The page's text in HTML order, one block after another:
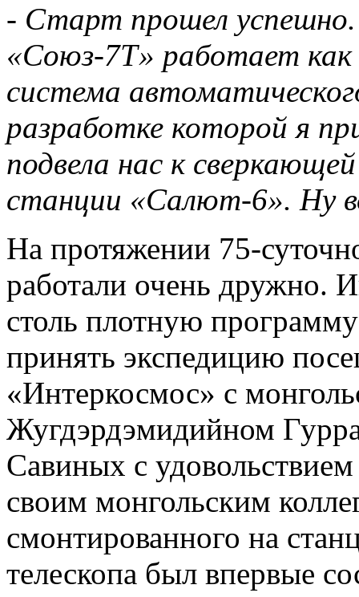
- Старт прошел
«Союз-7Т» работает как
система
разработке которой я
подвела нас к
станции «Салют-6». Ну
На протяжении 75-
работали очень дружно.
столь плотную
принять экспедицию
«Интеркосмос» с
Жугдэрдэмидийном
Савиных с
своим монгольским
смонтированного на
телескопа был впервые